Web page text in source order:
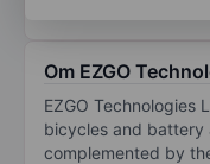
Om EZGO
EZGO Technologies
bicycles and battery
complemented by